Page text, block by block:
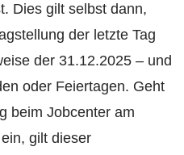
Dies gilt selbst dann,
der letzte Tag
der 31.12.2025 – und
oder Feiertagen. Geht
beim Jobcenter am
gilt dieser